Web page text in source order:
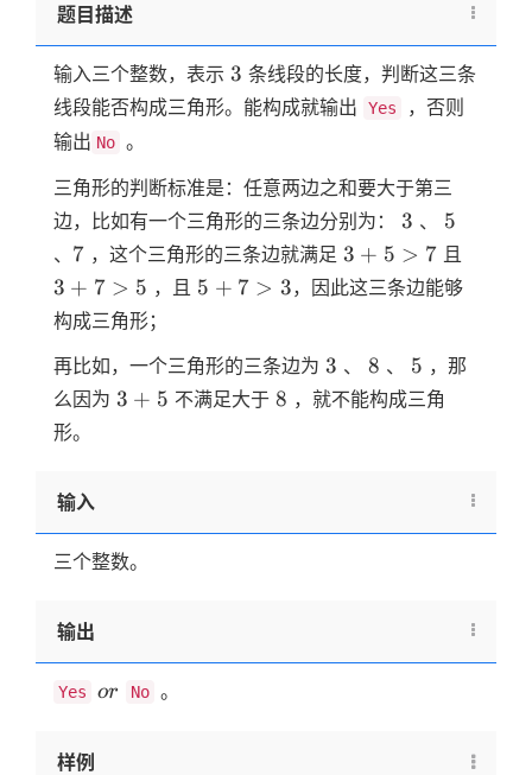
题目描述
输入三个整数，表示 3
3 条线段的长度，判断这三条
线段能否构成三角形。能构成就输出
Yes
，否则
输出 No 。
三角形的判断标准是：任意两边之和要大于第三
边，比如有一个三角形的三条边分别为： 3
3 、 5
5
、 7
7 ，这个三角形的三条边就满足 3
+
5
3 + 5 > 7 且
5
3 + 7 > 5 ，且 5
\gt
3
5 + 7 > 3，因此这三条边能够
构成三角形；
再比如，一个三角形的三条边为 3
3 、 8
8 、 5
5 ，那
么因为 3+5
3 + 5 不满足大于 8
8 ，就不能构成三角
形。
输入
三个整数。
输出
Yes or
or No 。
样例